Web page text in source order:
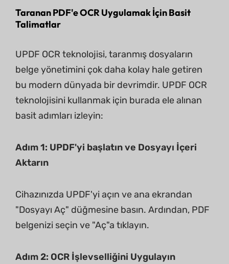
Taranan PDF'e OCR Uygulamak İçin Basit
Talimatlar
UPDF OCR teknolojisi, taranmış dosyaların
belge yönetimini çok daha kolay hale getiren
bu modern dünyada bir devrimdir. UPDF OCR
teknolojisini kullanmak için burada ele alınan
basit adımları izleyin:
Adım 1: UPDF'yi başlatın ve Dosyayı İçeri
Aktarın
Cihazınızda UPDF'yi açın ve ana ekrandan
"Dosyayı Aç" düğmesine basın. Ardından, PDF
belgenizi seçin ve "Aç"a tıklayın.
Adım 2: OCR İşlevselliğini Uygulayın